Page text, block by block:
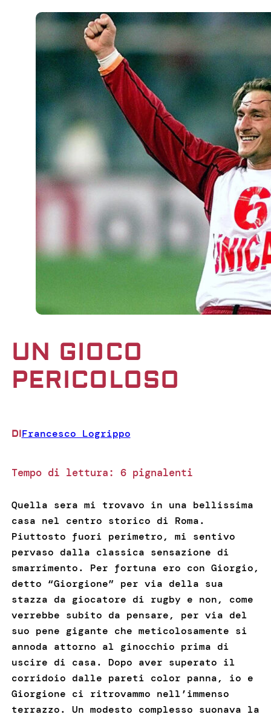
UN GIOCO
PERICOLOSO
DIFrancesco Logrippo
Tempo di lettura: 6 pignalenti
Quella sera mi trovavo in una bellissima
casa nel centro storico di Roma.
Piuttosto fuori perimetro, mi sentivo
pervaso dalla classica sensazione di
smarrimento. Per fortuna ero con Giorgio,
detto “Giorgione” per via della sua
stazza da giocatore di rugby e non, come
verrebbe subito da pensare, per via del
suo pene gigante che meticolosamente si
annoda attorno al ginocchio prima di
uscire di casa. Dopo aver superato il
corridoio dalle pareti color panna, io e
Giorgione ci ritrovammo nell’immenso
terrazzo. Un modesto complesso suonava la